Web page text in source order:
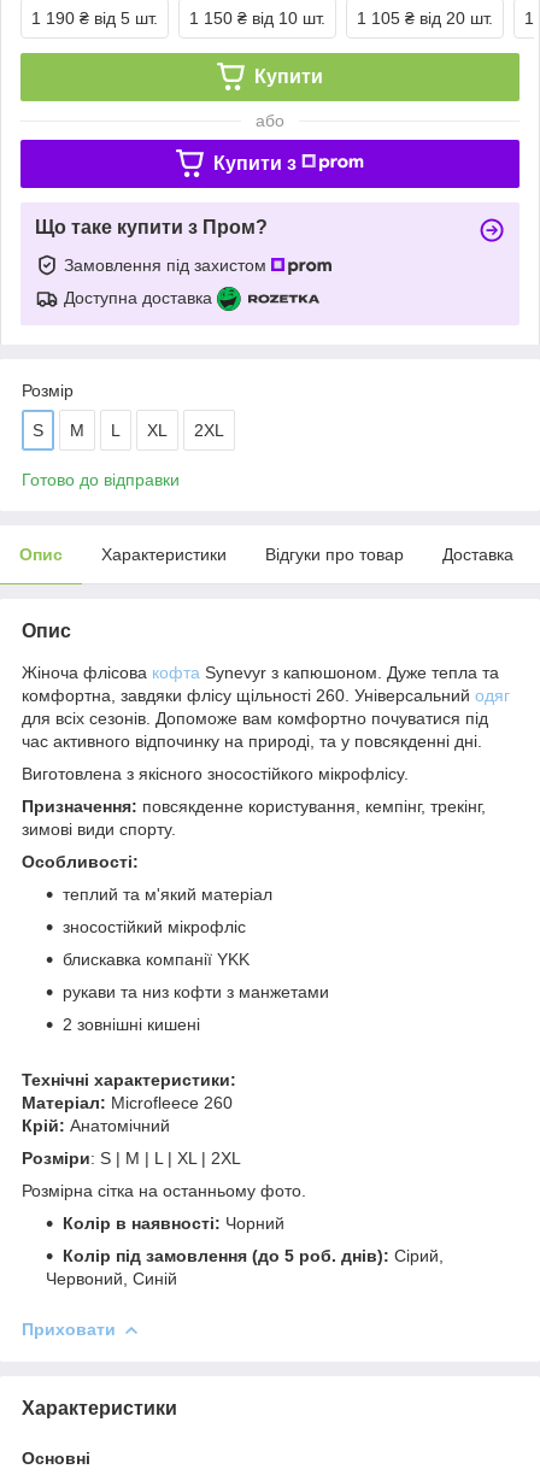
1 190 ₴ від 5 шт. 1 150 ₴ від 10 шт. 1 105 ₴ від 20 шт. 1
Купити
або
Купити з
Що таке купити з Пром?
Замовлення під захистом
Доступна доставка
Розмір
S M L XL 2XL
Готово до відправки
Опис Характеристики Відгуки про товар Доставка
Опис
Жіноча флісова кофта Synevyr з капюшоном. Дуже тепла та
комфортна, завдяки флісу щільності 260. Універсальний одяг
для всіх сезонів. Допоможе вам комфортно почуватися під
час активного відпочинку на природі, та у повсякденні дні.
Виготовлена з якісного зносостійкого мікрофлісу.
Призначення: повсякденне користування, кемпінг, трекінг,
зимові види спорту.
Особливості:
теплий та м'який матеріал
зносостійкий мікрофліс
блискавка компанії YKK
рукави та низ кофти з манжетами
2 зовнішні кишені
Технічні характеристики:
Матеріал: Microfleece 260
Крій: Анатомічний
Розміри: S | M | L | XL | 2XL
Розмірна сітка на останньому фото.
Колір в наявності: Чорний
Колір під замовлення (до 5 роб. днів): Сірий,
Червоний, Синій
Приховати
Характеристики
Основні